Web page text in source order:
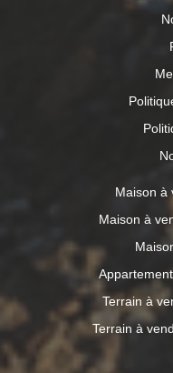
Maison à
Maison à
Terrain à
Terrain à